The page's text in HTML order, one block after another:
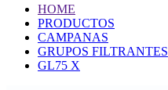
HOME
PRODUCTOS
CAMPANAS
GRUPOS FILTRANTES
GL75 X